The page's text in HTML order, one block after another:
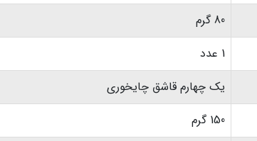
80 گرم
1 عدد
یک چهارم قاشق چایخوری
150 گرم